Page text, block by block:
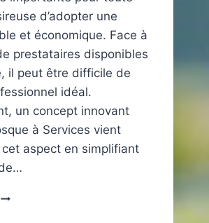
d’adopter une
et économique. Face à
prestataires disponibles
il peut être difficile de
idéal.
un concept innovant
à Services vient
aspect en simplifiant